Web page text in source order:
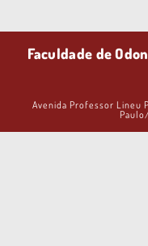
Faculdade de
Avenida Professor Lineu